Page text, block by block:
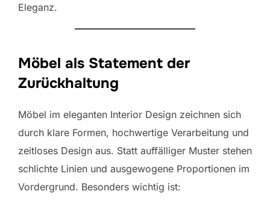
Eleganz.
Möbel als Statement der
Zurückhaltung
Möbel im eleganten Interior Design zeichnen sich
durch klare Formen, hochwertige Verarbeitung und
zeitloses Design aus. Statt auffälliger Muster stehen
schlichte Linien und ausgewogene Proportionen im
Vordergrund. Besonders wichtig ist: